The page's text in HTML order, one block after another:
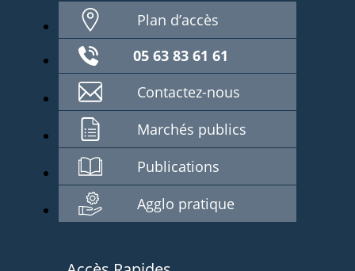
Plan d’accès
05 63 83 61 61
Contactez-nous
Marchés publics
Publications
Agglo pratique